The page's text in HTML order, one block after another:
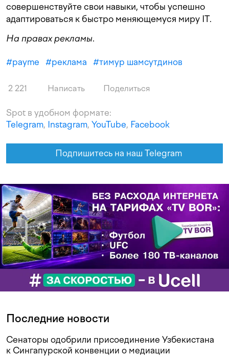
совершенствуйте свои навыки, чтобы успешно
адаптироваться к быстро меняющемуся миру IT.
На правах рекламы.
#payme #реклама #тимур шамсутдинов
2 221 Написать Поделиться
Spot в удобном формате:
Telegram, Instagram, YouTube, Facebook
Подпишитесь на наш Telegram
Последние новости
Сенаторы одобрили присоединение Узбекистана
к Сингапурской конвенции о медиации